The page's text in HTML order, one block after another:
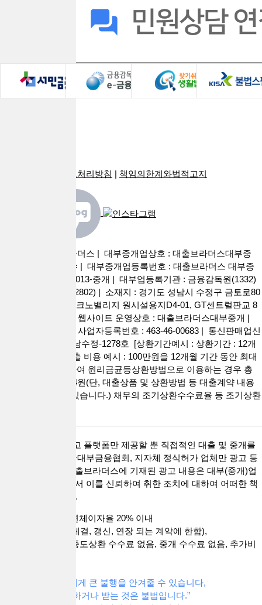
개인정보처리방침 | 책임의한계와법적고지
사이트명 : 대출브라더스 | 대부중개업상호 : 대출브라더스대부중
개 | 대표자 : 권현수 | 대부중개업등록번호 : 대출브라더스 대부중
개 2026-경기성남-0013-중개 | 대부업등록기관 : 금융감독원(1332)
성남시청 (031-729-2802) | 소재지 : 경기도 성남시 수정구 금토로80
번길 55, 판교 제2테크노밸리지 원시설용지D4-01, GT센트럴판교 8
층 808호 (금토동) | 웹사이트 운영상호 : 대출브라더스대부중개 |
대표이사 : 권현수 | 사업자등록번호 : 463-46-00683 | 통신판매업신
고번호 : 제2022-성남수정-1278호 [상환기간예시 : 상환기간 : 12개
월 ~ 60개월 / 총 대출 비용 예시 : 100만원을 12개월 기간 동안 최대
금리 연 20% 적용하여 원리금균등상환방법으로 이용하는 경우 총
상환 금액 1,111,614원(단, 대출상품 및 상환방법 등 대출계약 내용
에 따라 달라질 수 있습니다.) 채무의 조기상환수수료율 등 조기상환
대출브라더스는 광고 플랫폼만 제공할 뿐 직접적인 대출 및 중개를
하지 않습니다. 한국대부금융협회, 지자체 정식허가 업체만 광고 등
록이가능합니다. 대출브라더스에 기재된 광고 내용은 대부(중개)업
체가 공하는 정보로서 이를 신뢰하여 취한 조치에 대하여 어떠한 책
임을 지지 않습니다.
금리 연20% 이내, 연체이자율 20% 이내
(단, 2021. 7.7부터 체결, 갱신, 연장 되는 계약에 한함),
취급 수수로 없음, 중도상환 수수료 없음, 중개 수수료 없음, 추가비
“과도한 빚은 자신에게 큰 불행을 안겨줄 수 있습니다,
중개수수료를 요구하거나 받는 것은 불법입니다.”